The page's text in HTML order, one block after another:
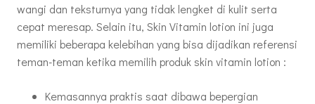
wangi dan teksturnya yang tidak lengket di kulit serta
cepat meresap. Selain itu, Skin Vitamin lotion ini juga
memiliki beberapa kelebihan yang bisa dijadikan referensi
teman-teman ketika memilih produk skin vitamin lotion :
Kemasannya praktis saat dibawa bepergian